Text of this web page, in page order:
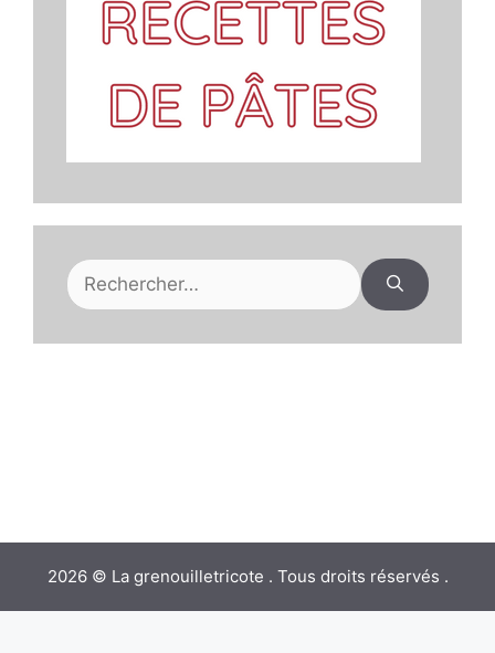
Rechercher :
2026 © La grenouilletricote . Tous droits réservés .